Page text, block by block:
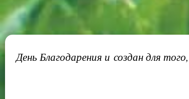
День Благодарения и создан для